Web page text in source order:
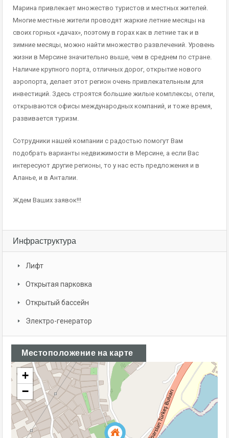
Марина привлекает множество туристов и местных жителей.
Многие местные жители проводят жаркие летние месяцы на
своих горных «дачах», поэтому в горах как в летние так и в
зимние месяцы, можно найти множество развлечений. Уровень
жизни в Мерсине значительно выше, чем в среднем по стране.
Наличие крупного порта, отличных дорог, открытие нового
аэропорта, делает этот регион очень привлекательным для
инвестиций. Здесь строятся большие жилые комплексы, отели,
открываются офисы международных компаний, и тоже время,
развивается туризм.
Сотрудники нашей компании с радостью помогут Вам
подобрать варианты недвижимости в Мерсине, а если Вас
интересуют другие регионы, то у нас есть предложения и в
Аланье, и в Анталии.
Ждем Ваших заявок!!!
Инфраструктура
Лифт
Открытая парковка
Открытый бассейн
Электро-генератор
Местоположение на карте
+
−